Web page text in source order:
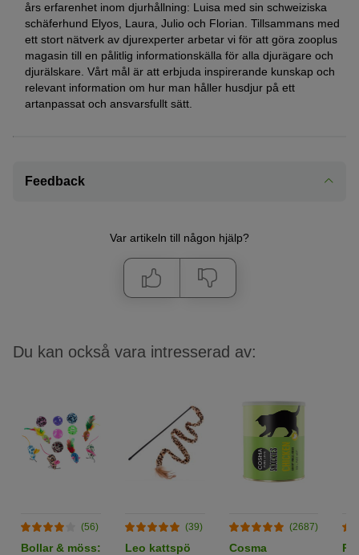
års erfarenhet inom djurhållning: Luisa med sin schweiziska
schäferhund Elyos, Laura, Julio och Florian. Tillsammans med
ett stort nätverk av djurexperter arbetar vi för att göra zooplus
magasin till en pålitlig informationskälla för alla djurägare och
djurälskare. Vårt mål är att erbjuda inspirerande kunskap och
relevant information om hur man håller husdjur på ett
artanpassat och ansvarsfullt sätt.
Feedback
Var artikeln till någon hjälp?
Du kan också vara intresserad av:
(56)
Bollar & möss:
(39)
Leo kattspö
(2687)
Cosma